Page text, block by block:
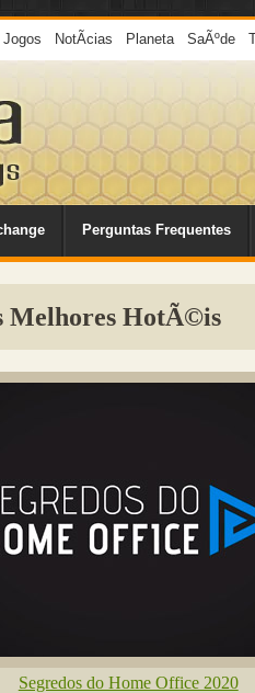
Jogos NotÃ­cias Planeta SaÃºde
Perguntas Frequentes
Melhores HotÃ©is
Segredos do Home Office 2020